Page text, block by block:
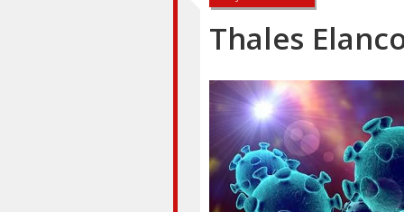
Thales